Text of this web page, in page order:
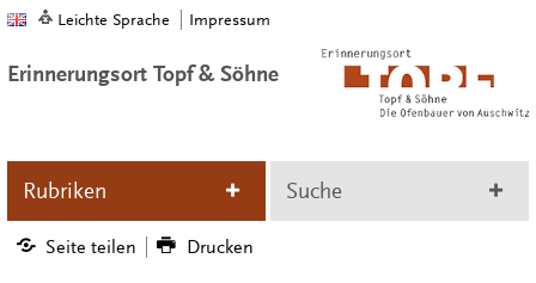
Leichte Sprache Impressum
Erinnerungsort Topf & Söhne
Rubriken Suche
Seite teilen Drucken